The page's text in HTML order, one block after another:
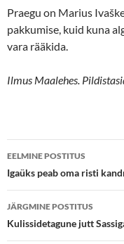
Praegu on Marius
pakkumise, kuid kuna
vara rääkida.
Ilmus Maalehes.
Postituste
töölaud
EELMINE POSTITUS
Igaüks peab oma risti
JÄRGMINE POSTITUS
Kulissidetagune jutt